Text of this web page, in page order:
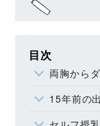
目次
両胸から
15年前の